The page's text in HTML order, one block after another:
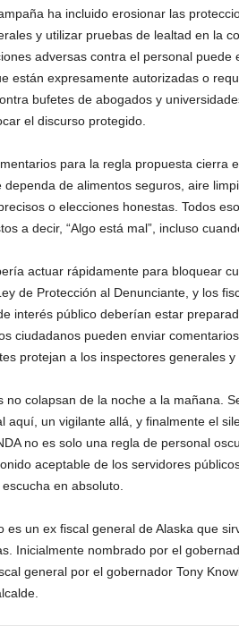
ha incluido erosionar las
y utilizar pruebas de lealtad en la
adversas contra el personal
están expresamente autorizadas o
bufetes de abogados y
el discurso protegido.
para la regla propuesta cierra
dependa de alimentos seguros, aire
o elecciones honestas. Todos
a decir, “Algo está mal”, incluso
actuar rápidamente para bloquear
de Protección al Denunciante, y los
interés público deberían estar
ciudadanos pueden enviar
protejan a los inspectores generales y
no colapsan de la noche a la mañana.
aquí, un vigilante allá, y finalmente el
no es solo una regla de personal
aceptable de los servidores
en absoluto.
es un ex fiscal general de Alaska que
Inicialmente nombrado por el
general por el gobernador Tony